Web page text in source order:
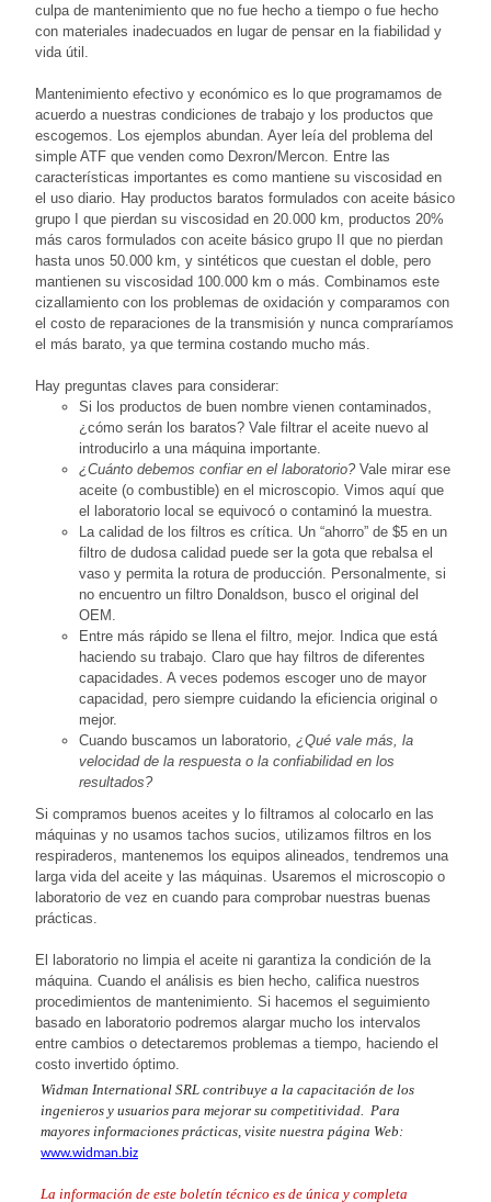
culpa de mantenimiento que no fue hecho a tiempo o fue hecho
con materiales inadecuados en lugar de pensar en la fiabilidad y
vida útil.
Mantenimiento efectivo y económico es lo que programamos de
acuerdo a nuestras condiciones de trabajo y los productos que
escogemos. Los ejemplos abundan. Ayer leía del problema del
simple ATF que venden como Dexron/Mercon. Entre las
características importantes es como mantiene su viscosidad en
el uso diario. Hay productos baratos formulados con aceite básico
grupo I que pierdan su viscosidad en 20.000 km, productos 20%
más caros formulados con aceite básico grupo II que no pierdan
hasta unos 50.000 km, y sintéticos que cuestan el doble, pero
mantienen su viscosidad 100.000 km o más. Combinamos este
cizallamiento con los problemas de oxidación y comparamos con
el costo de reparaciones de la transmisión y nunca compraríamos
el más barato, ya que termina costando mucho más.
Hay preguntas claves para considerar:
Si los productos de buen nombre vienen contaminados,
¿cómo serán los baratos? Vale filtrar el aceite nuevo al
introducirlo a una máquina importante.
¿Cuánto debemos confiar en el laboratorio?Vale mirar ese
aceite (o combustible) en el microscopio. Vimos aquí que
el laboratorio local se equivocó o contaminó la muestra.
La calidad de los filtros es crítica. Un “ahorro” de $5 en un
filtro de dudosa calidad puede ser la gota que rebalsa el
vaso y permita la rotura de producción. Personalmente, si
no encuentro un filtro Donaldson, busco el original del
OEM.
Entre más rápido se llena el filtro, mejor. Indica que está
haciendo su trabajo. Claro que hay filtros de diferentes
capacidades. A veces podemos escoger uno de mayor
capacidad, pero siempre cuidando la eficiencia original o
mejor.
Cuando buscamos un laboratorio, ¿Qué vale más, la
velocidad de la respuesta o la confiabilidad en los
resultados?
Si compramos buenos aceites y lo filtramos al colocarlo en las
máquinas y no usamos tachos sucios, utilizamos filtros en los
respiraderos, mantenemos los equipos alineados, tendremos una
larga vida del aceite y las máquinas. Usaremos el microscopio o
laboratorio de vez en cuando para comprobar nuestras buenas
prácticas.
El laboratorio no limpia el aceite ni garantiza la condición de la
máquina. Cuando el análisis es bien hecho, califica nuestros
procedimientos de mantenimiento. Si hacemos el seguimiento
basado en laboratorio podremos alargar mucho los intervalos
entre cambios o detectaremos problemas a tiempo, haciendo el
costo invertido óptimo.
Widman International SRL contribuye a la capacitación de los
ingenieros y usuarios para mejorar su competitividad. Para
mayores informaciones prácticas, visite nuestra página Web:
www.widman.biz
La información de este boletín técnico es de única y completa